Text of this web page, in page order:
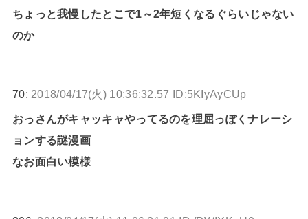
ちょっと我慢したとこで1～2年短くなるぐらいじゃない
のか
70: 2018/04/17(火) 10:36:32.57 ID:5KIyAyCUp
おっさんがキャッキャやってるのを理屈っぽくナレーシ
ョンする謎漫画
なお面白い模様